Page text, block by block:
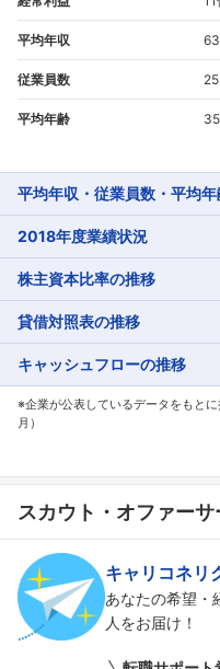
平均年収
従業員数
平均年齢
平均年収・従業員数・平均年
2018年度業績状況
株主資本比率の推移
貸借対照表の推移
キャッシュフローの推移
※企業が公表しているデータをもと
月）
スカウト・オファーサ
キャリコネリ
あなたの希望・
人をお届け！